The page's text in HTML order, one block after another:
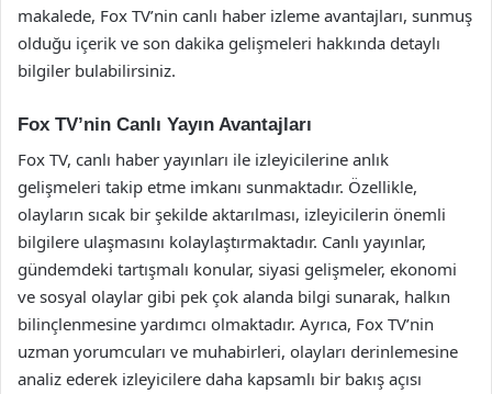
makalede, Fox TV’nin canlı haber izleme avantajları, sunmuş
olduğu içerik ve son dakika gelişmeleri hakkında detaylı
bilgiler bulabilirsiniz.
Fox TV’nin Canlı Yayın Avantajları
Fox TV, canlı haber yayınları ile izleyicilerine anlık
gelişmeleri takip etme imkanı sunmaktadır. Özellikle,
olayların sıcak bir şekilde aktarılması, izleyicilerin önemli
bilgilere ulaşmasını kolaylaştırmaktadır. Canlı yayınlar,
gündemdeki tartışmalı konular, siyasi gelişmeler, ekonomi
ve sosyal olaylar gibi pek çok alanda bilgi sunarak, halkın
bilinçlenmesine yardımcı olmaktadır. Ayrıca, Fox TV’nin
uzman yorumcuları ve muhabirleri, olayları derinlemesine
analiz ederek izleyicilere daha kapsamlı bir bakış açısı